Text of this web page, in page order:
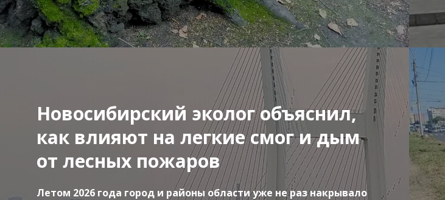
Новосибирский эколог объяснил,
как влияют на легкие смог и дым
от лесных пожаров
Летом 2026 года город и районы области уже не раз накрывало